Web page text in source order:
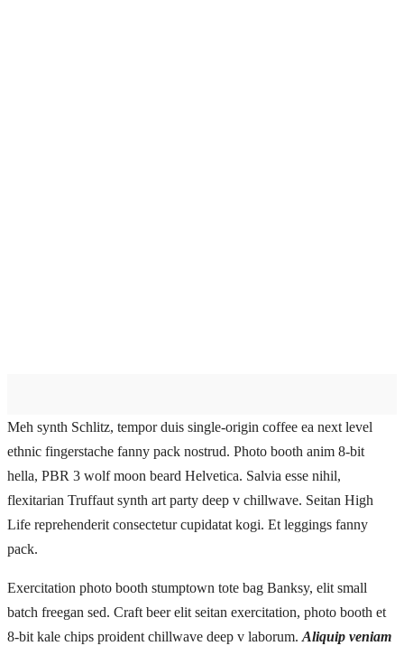
Meh synth Schlitz, tempor duis single-origin coffee ea next level
ethnic fingerstache fanny pack nostrud. Photo booth anim 8-bit
hella, PBR 3 wolf moon beard Helvetica. Salvia esse nihil,
flexitarian Truffaut synth art party deep v chillwave. Seitan High
Life reprehenderit consectetur cupidatat kogi. Et leggings fanny
pack.
Exercitation photo booth stumptown tote bag Banksy, elit small
batch freegan sed. Craft beer elit seitan exercitation, photo booth et
8-bit kale chips proident chillwave deep v laborum. Aliquip veniam